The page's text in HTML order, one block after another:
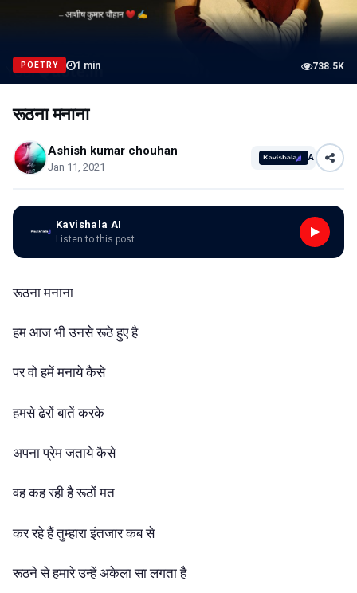
POETRY 1 min 738.5K
रूठना मनाना
Ashish kumar chouhan
Jan 11, 2021
AI
Kavishala AI
Listen to this post
रूठना मनाना
हम आज भी उनसे रूठे हुए है
पर वो हमें मनाये कैसे
हमसे ढेरों बातें करके
अपना प्रेम जताये कैसे
वह कह रही है रूठों मत
कर रहे हैं तुम्हारा इंतजार कब से
रूठने से हमारे उन्हें अकेला सा लगता है